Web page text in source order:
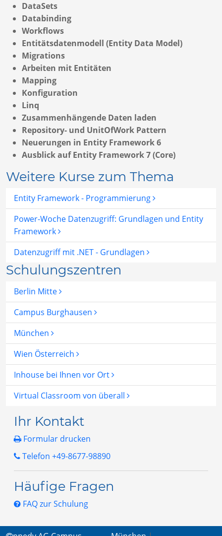
DataSets
Databinding
Workflows
Entitätsdatenmodell (Entity Data Model)
Migrations
Arbeiten mit Entitäten
Mapping
Konfiguration
Linq
Zusammenhängende Daten laden
Repository- und UnitOfWork Pattern
Neuerungen in Entity Framework 6
Ausblick auf Entity Framework 7 (Core)
Weitere Kurse zum Thema
Entity Framework - Programmierung
Power-Woche Datenzugriff: Grundlagen und Entity
Framework
Datenzugriff mit .NET - Grundlagen
Schulungszentren
Berlin Mitte
Campus Burghausen
München
Wien Österreich
Inhouse bei Ihnen vor Ort
Virtual Classroom von überall
Ihr Kontakt
Formular drucken
Telefon +49-8677-98890
Häufige Fragen
FAQ zur Schulung